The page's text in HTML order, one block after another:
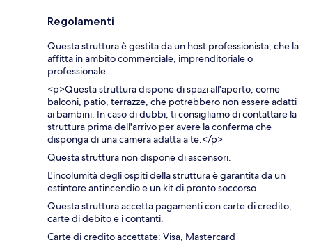
Regolamenti
Questa struttura è gestita da un host professionista, che la
affitta in ambito commerciale, imprenditoriale o
professionale.
<p>Questa struttura dispone di spazi all'aperto, come
balconi, patio, terrazze, che potrebbero non essere adatti
ai bambini. In caso di dubbi, ti consigliamo di contattare la
struttura prima dell'arrivo per avere la conferma che
disponga di una camera adatta a te.</p>
Questa struttura non dispone di ascensori.
L'incolumità degli ospiti della struttura è garantita da un
estintore antincendio e un kit di pronto soccorso.
Questa struttura accetta pagamenti con carte di credito,
carte di debito e i contanti.
Carte di credito accettate: Visa, Mastercard